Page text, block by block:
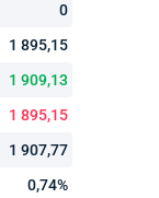
0
1 895,15
1 909,13
1 895,15
1 907,77
0,74%